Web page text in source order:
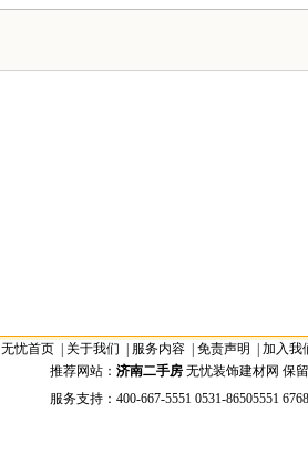
无忧首页 关于我们 服务内容 免责声明
加入我
推荐网站： 济南二手房 无忧装饰建材网 保
服务支持：400-667-5551 0531-86505551